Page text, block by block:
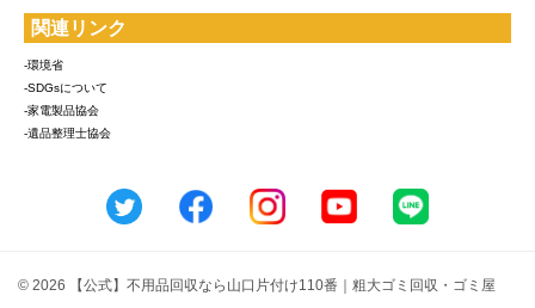
関連リンク
-環境省
-SDGsについて
-家電製品協会
-遺品整理士協会
© 2026 【公式】不用品回収なら山口片付け110番｜粗大ゴミ回収・ゴミ屋